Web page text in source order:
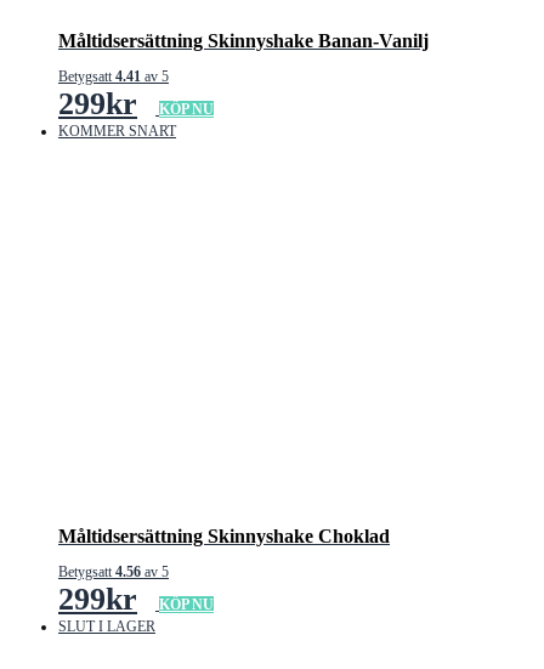
Måltidsersättning Skinnyshake Banan-Vanilj
Betygsatt4.41 av 5
299kr
KÖP NU
KOMMER SNART
Måltidsersättning Skinnyshake Choklad
Betygsatt4.56 av 5
299kr
KÖP NU
SLUT I LAGER